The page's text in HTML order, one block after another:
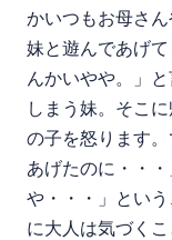
かいつもお母さん
妹と遊んであげ
んかいやや。」
しまう妹。そこ
の子を怒ります
あげたのに・・
や・・・」とい
に大人は気づく